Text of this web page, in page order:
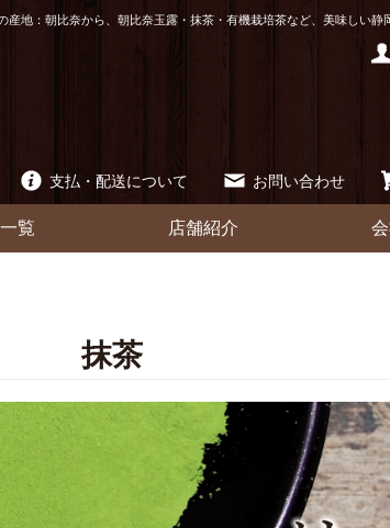
地：朝比奈から、朝比奈玉露・抹茶・有機栽培茶など、美味しい静
お問い合わせ
支払・配送について
覧 店舗紹介
抹茶